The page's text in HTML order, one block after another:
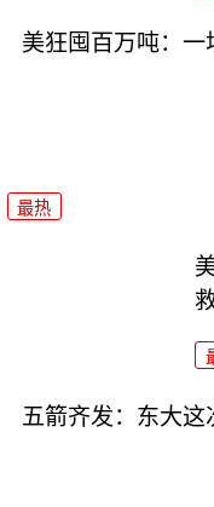
美狂囤百万吨：
最热
五箭齐发：东大